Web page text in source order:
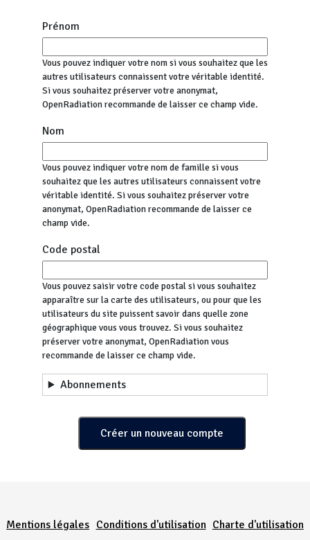
Prénom
Vous pouvez indiquer votre nom si vous souhaitez que les
autres utilisateurs connaissent votre véritable identité.
Si vous souhaitez préserver votre anonymat,
OpenRadiation recommande de laisser ce champ vide.
Nom
Vous pouvez indiquer votre nom de famille si vous
souhaitez que les autres utilisateurs connaissent votre
véritable identité. Si vous souhaitez préserver votre
anonymat, OpenRadiation recommande de laisser ce
champ vide.
Code postal
Vous pouvez saisir votre code postal si vous souhaitez
apparaître sur la carte des utilisateurs, ou pour que les
utilisateurs du site puissent savoir dans quelle zone
géographique vous vous trouvez. Si vous souhaitez
préserver votre anonymat, OpenRadiation vous
recommande de laisser ce champ vide.
Abonnements
Mentions légales Conditions d'utilisation Charte d'utilisation